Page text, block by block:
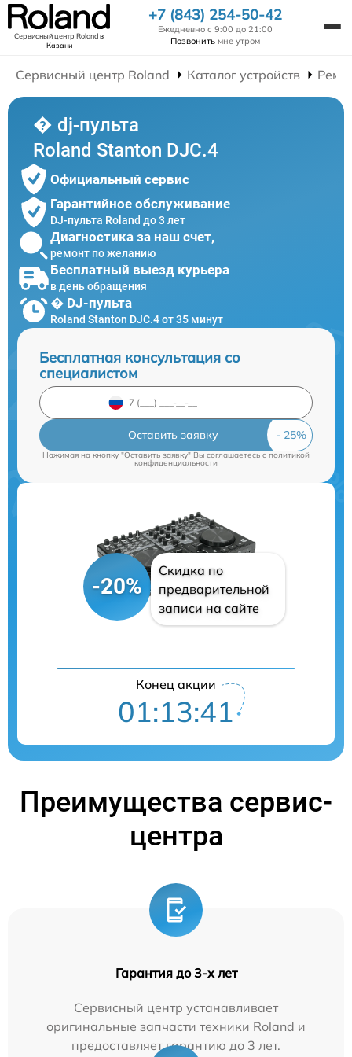
Сервисный центр Rolandв
Казани
+7 (843) 254-50-42
Ежедневно с 9:00 до 21:00
Позвонить мне утром
Сервисный центр Roland Каталог устройств
� dj-пульта
Roland Stanton DJC.4
Официальный сервис
Гарантийное обслуживание
DJ-пульта Roland до 3 лет
Диагностика за наш счет,
ремонт по желанию
Бесплатный выезд курьера
в день обращения
� DJ-пульта
Roland Stanton DJC.4 от 35 минут
Бесплатная консультация со
специалистом
Оставить заявку
Нажимая на кнопку "Оставить заявку" Вы соглашаетесь cполитикой
конфиденциальности
-20%
Скидка по
предварительной
записи на сайте
Конец акции
01:13:41
Преимущества сервис-
центра
Гарантия до 3-х лет
Сервисный центр устанавливает
оригинальные запчасти техники Roland и
предоставляет гарантию до 3 лет.